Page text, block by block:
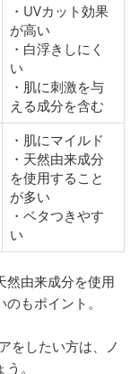
・UVカット効果
が高い
・白浮きしにく
い
・肌に刺激を与
える成分を含む
・肌にマイルド
・天然由来成分
を使用すること
が多い
・ベタつきやす
い
然由来成分を使用
もポイント。
をしたい方は、ノ
。